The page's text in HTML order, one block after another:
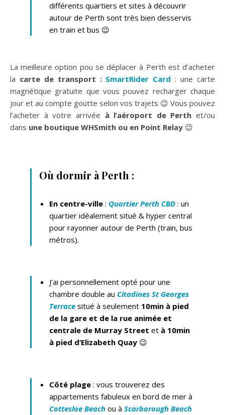
différents quartiers et sites à découvrir
autour de Perth sont très bien desservis
en train et bus 😉
La meilleure option pou se déplacer à Perth est d’acheter
la carte de transport : SmartRider Card : une carte
magnétique gratuite que vous pouvez recharger chaque
jour et au compte goutte selon vos trajets 😉 Vous pouvez
l’acheter à votre arrivée à l’aéroport de Perth et/ou
dans une boutique WHSmith ou en Point Relay 😉
Où dormir à Perth :
En centre-ville : Quartier Perth CBD : un
quartier idéalement situé & hyper central
pour rayonner autour de Perth (train, bus
métros).
J’ai personnellement opté pour une
chambre double au Citadines St Georges
Terrace situé à seulement 10min à pied
de la gare et de la rue animée et
centrale de Murray Street et à 10min
à pied d’Elizabeth Quay 😉
Côté plage : vous trouverez des
appartements fabuleux en bord de mer à
Cottesloe Beach ou à Scarborough Beach